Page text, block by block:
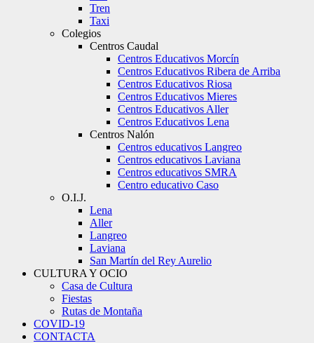
Tren
Taxi
Colegios
Centros Caudal
Centros Educativos Morcín
Centros Educativos Ribera de Arriba
Centros Educativos Riosa
Centros Educativos Mieres
Centros Educativos Aller
Centros Educativos Lena
Centros Nalón
Centros educativos Langreo
Centros educativos Laviana
Centros educativos SMRA
Centro educativo Caso
O.I.J.
Lena
Aller
Langreo
Laviana
San Martín del Rey Aurelio
CULTURA Y OCIO
Casa de Cultura
Fiestas
Rutas de Montaña
COVID-19
CONTACTA